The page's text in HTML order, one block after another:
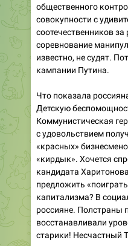
общественного
совокупности с
соотечественников
соревнование
известно, не судят.
кампании Путина.
Что показала
Детскую
Коммунистическая
с удовольствием
«красных»
«кирдык». Хочется
кандидата
предложить
капитализма? В
россияне. Полстраны
восстанавливали
старики! Несчастный